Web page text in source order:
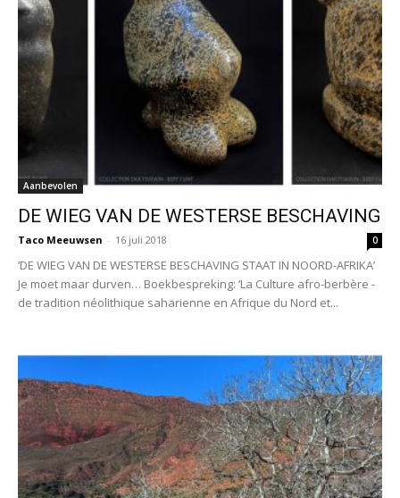
Aanbevolen
DE WIEG VAN DE WESTERSE BESCHAVING
Taco Meeuwsen - 16 juli 2018 0
‘DE WIEG VAN DE WESTERSE BESCHAVING STAAT IN NOORD-AFRIKA’
Je moet maar durven… Boekbespreking: ‘La Culture afro-berbère -
de tradition néolithique saharienne en Afrique du Nord et...